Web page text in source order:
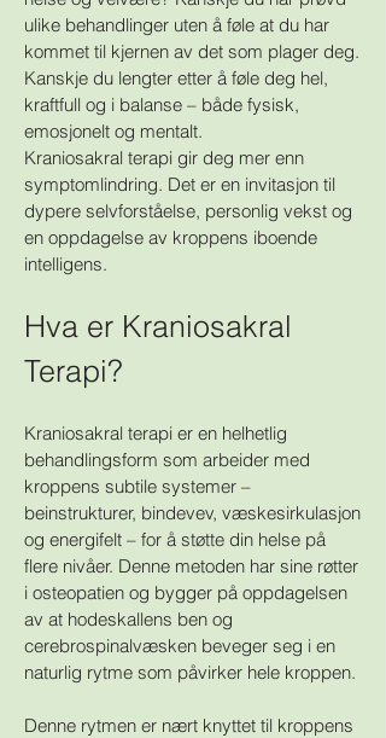
ulike behandlinger uten å føle at du har
kommet til kjernen av det som plager deg.
Kanskje du lengter etter å føle deg hel,
kraftfull og i balanse – både fysisk,
emosjonelt og mentalt.
Kraniosakral terapi gir deg mer enn
symptomlindring. Det er en invitasjon til
dypere selvforståelse, personlig vekst og
en oppdagelse av kroppens iboende
intelligens.
Hva er Kraniosakral
Terapi?
Kraniosakral terapi er en helhetlig
behandlingsform som arbeider med
kroppens subtile systemer –
beinstrukturer, bindevev, væskesirkulasjon
og energifelt – for å støtte din helse på
flere nivåer. Denne metoden har sine røtter
i osteopatien og bygger på oppdagelsen
av at hodeskallens ben og
cerebrospinalvæsken beveger seg i en
naturlig rytme som påvirker hele kroppen.
Denne rytmen er nært knyttet til kroppens